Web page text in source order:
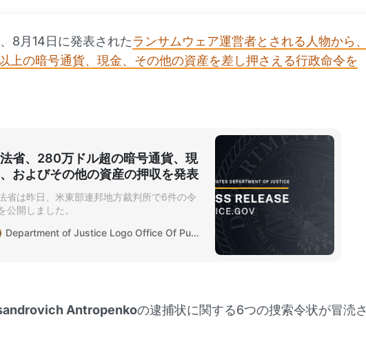
8月14日に発表されたランサムウェア運営者とされる人物から、
上の暗号通貨、現金、その他の資産を差し押さえる行政命令を
省、280万ドル超の暗号通貨、現
およびその他の資産の押収を発表
省は昨日、米東部連邦地方裁判所で6件の令
公開しました。
Department of Justice Logo Office Of Public Affairs
Antropenkoの逮捕状に関する6つの捜索令状が冒涜さ